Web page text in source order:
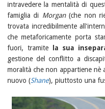
intravedere la mentalità di
famiglia di Morgan(che non
trovata incredibilmente
che metaforicamente porta
fuori, tramite
la sua
gestione del conflitto a
moralità che non appartiene nè
nuovo (Shane), piuttosto una